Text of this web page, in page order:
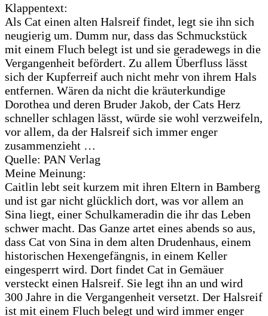
Klappentext:
Als Cat einen alten Halsreif findet, legt sie ihn sich
neugierig um. Dumm nur, dass das Schmuckstück
mit einem Fluch belegt ist und sie geradewegs in die
Vergangenheit befördert. Zu allem Überfluss lässt
sich der Kupferreif auch nicht mehr von ihrem Hals
entfernen. Wären da nicht die kräuter­kundige
Dorothea und deren Bruder Jakob, der Cats Herz
schneller schlagen lässt, würde sie wohl verzweifeln,
vor allem, da der Halsreif sich immer enger
zusammenzieht …
Quelle: PAN Verlag
Meine Meinung:
Caitlin lebt seit kurzem mit ihren Eltern in Bamberg
und ist gar nicht glücklich dort, was vor allem an
Sina liegt, einer Schulkameradin die ihr das Leben
schwer macht. Das Ganze artet eines abends so aus,
dass Cat von Sina in dem alten Drudenhaus, einem
historischen Hexengefängnis, in einem Keller
eingesperrt wird. Dort findet Cat in Gemäuer
versteckt einen Halsreif. Sie legt ihn an und wird
300 Jahre in die Vergangenheit versetzt. Der Halsreif
ist mit einem Fluch belegt und wird immer enger